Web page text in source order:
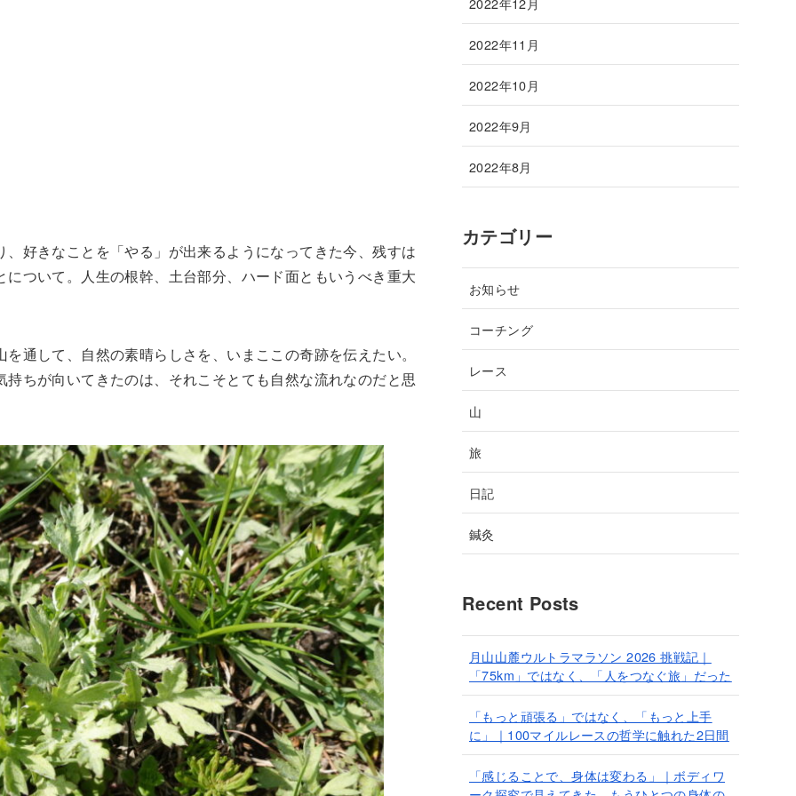
好きなことを「やる」が出来るようになってきた今、残すは
ついて。人生の根幹、土台部分、ハード面ともいうべき重大
通して、自然の素晴らしさを、いまここの奇跡を伝えたい。
ちが向いてきたのは、それこそとても自然な流れなのだと思
2022年11月
2022年10月
2022年9月
2022年8月
カテゴリー
お知らせ
コーチング
レース
山
旅
日記
鍼灸
Recent Posts
月山山麓ウルトラマラソン 2026 挑戦記｜
「75km」ではなく、「人をつなぐ旅」だった
「もっと頑張る」ではなく、「もっと上手
に」｜100マイルレースの哲学に触れた2日間
「感じることで、身体は変わる」｜ボディワ